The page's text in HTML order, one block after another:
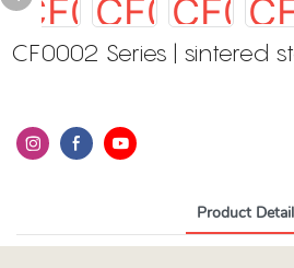
CF0002 Series | sintered
Product Detail